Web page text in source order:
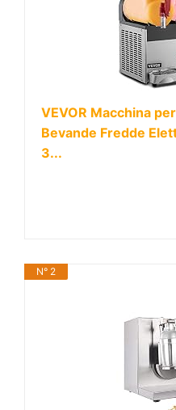
VEVOR Macchina
Bevande Fredde
3...
N° 2